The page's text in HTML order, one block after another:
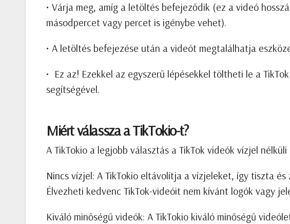
• Várja meg, amíg a letöltés befejeződik (ez a videó
másodpercet vagy percet is igénybe vehet).
• A letöltés befejezése után a videót megtalálhatja
• Ez az! Ezekkel az egyszerű lépésekkel töltheti le a
segítségével.
Miért válassza a TikTokio-t?
A TikTokio a legjobb választás a TikTok videók vízjel
Nincs vízjel: A TikTokio eltávolítja a vízjeleket, így tiszta
Élvezheti kedvenc TikTok-videóit nem kívánt logók vagy
Kiváló minőségű videók: A TikTokio kiváló minőségű